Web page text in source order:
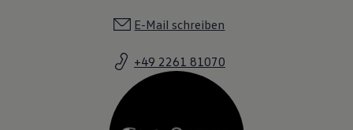
E-Mail schreiben
+49 2261 81070